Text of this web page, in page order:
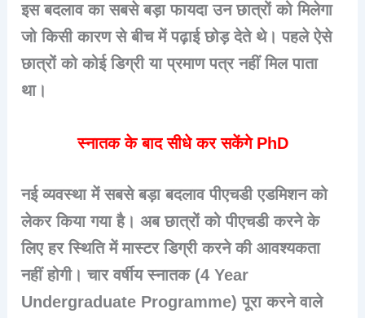
इस बदलाव का सबसे बड़ा फायदा उन छात्रों को मिलेगा
जो किसी कारण से बीच में पढ़ाई छोड़ देते थे। पहले ऐसे
छात्रों को कोई डिग्री या प्रमाण पत्र नहीं मिल पाता
था।
स्नातक के बाद सीधे कर सकेंगे PhD
नई व्यवस्था में सबसे बड़ा बदलाव पीएचडी एडमिशन को
लेकर किया गया है। अब छात्रों को पीएचडी करने के
लिए हर स्थिति में मास्टर डिग्री करने की आवश्यकता
नहीं होगी। चार वर्षीय स्नातक (4 Year
Undergraduate Programme) पूरा करने वाले